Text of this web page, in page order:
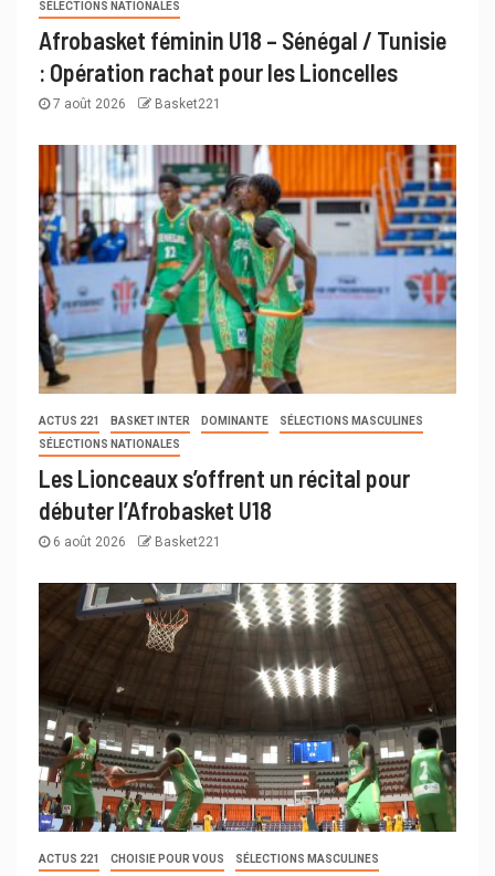
SÉLECTIONS NATIONALES
Afrobasket féminin U18 – Sénégal / Tunisie
: Opération rachat pour les Lioncelles
7 août 2026 Basket221
ACTUS 221 BASKET INTER DOMINANTE
SÉLECTIONS MASCULINES
SÉLECTIONS NATIONALES
Les Lionceaux s’offrent un récital pour
débuter l’Afrobasket U18
6 août 2026 Basket221
ACTUS 221 CHOISIE POUR VOUS SÉLECTIONS MASCULINES